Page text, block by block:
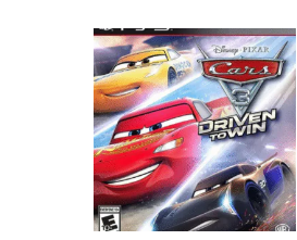
produto
tem
várias
variantes.
As
opções
podem
ser
escolhidas